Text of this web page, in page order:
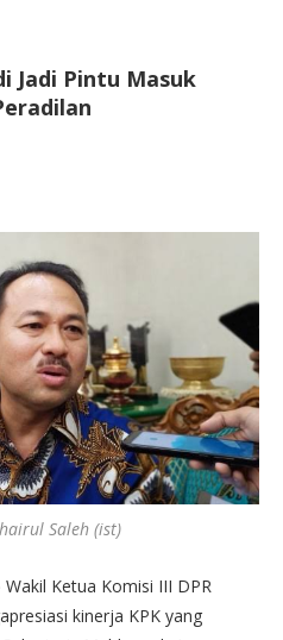
Jadi Pintu Masuk
Saleh (ist)
Wakil Ketua Komisi III DPR
kinerja KPK yang